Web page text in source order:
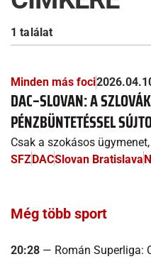
1 találat
Minden más foci
DAC–SLOVAN: A
PÉNZBÜNTETÉSSEL
Csak a szokásos
SFZDACSlovan Bratislava
Még több sport
20:28 — Román Superliga: